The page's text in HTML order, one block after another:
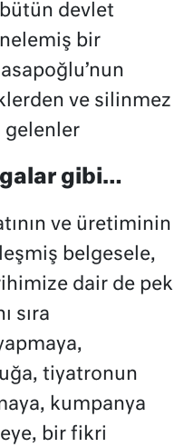
bütün devlet
bir
ve silinmez
gelenler
gibi…
ve üretiminin
belgesele,
dair de pek
sıra
tiyatronun
kumpanya
bir fikri